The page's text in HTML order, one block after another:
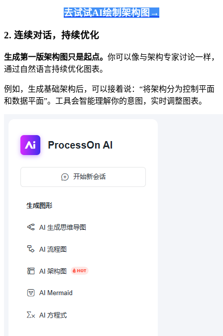
去试试AI绘制架构图→
2. 连续对话，持续优化
生成第一版架构图只是起点。 你可以像与架构专家讨论一样，
通过自然语言持续优化图表。
例如，生成基础架构后，可以接着说：“将架构分为控制平面
和数据平面”。工具会智能理解你的意图，实时调整图表。